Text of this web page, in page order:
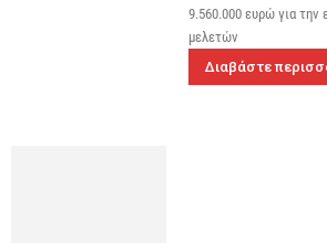
9.560.000 ευρώ για
μελετών
Διαβάστε